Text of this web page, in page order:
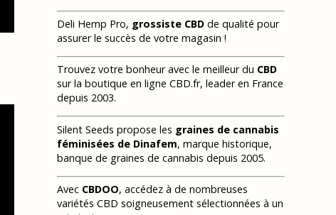
Deli Hemp Pro, grossiste CBD de qualité pour
assurer le succès de votre magasin !
Trouvez votre bonheur avec le meilleur du CBD
sur la boutique en ligne CBD.fr, leader en France
depuis 2003.
Silent Seeds propose les graines de cannabis
féminisées de Dinafem, marque historique,
banque de graines de cannabis depuis 2005.
Avec CBDOO, accédez à de nombreuses
variétés CBD soigneusement sélectionnées à un